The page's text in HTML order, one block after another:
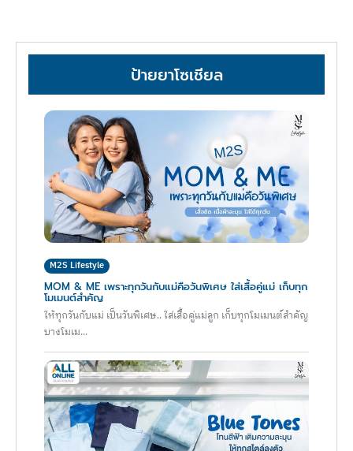
ป้ายยาโซเชียล
M2S Lifestyle
MOM & ME เพราะทุกวันกับแม่คือวันพิเศษ ใส่เสื้อคู่แม่ เก็บทุก
โมเมนต์สำคัญ
ให้ทุกวันกับแม่ เป็นวันพิเศษ.. ใส่เสื้อคู่แม่ลูก เก็บทุกโมเมนต์สำคัญ
บางโมเม...